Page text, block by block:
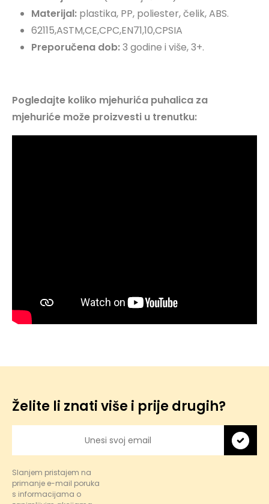
Materijal: plastika, PP, poliester, čelik, ABS.
62115,ASTM,CE,CPC,EN71,10,CPSIA
Preporučena dob:3 godine i više, 3+.
Pogledajte koliko mjehurića puhalica za
mjehuriće može proizvesti u trenutku:
Želite li znati više i prije drugih?
Slanjem pristajem na
primanje e-mail poruka
s informacijama o